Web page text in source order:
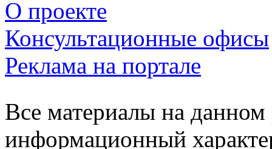
О проекте
Консультационные офисы
Реклама на портале
Все материалы на данном
информационный